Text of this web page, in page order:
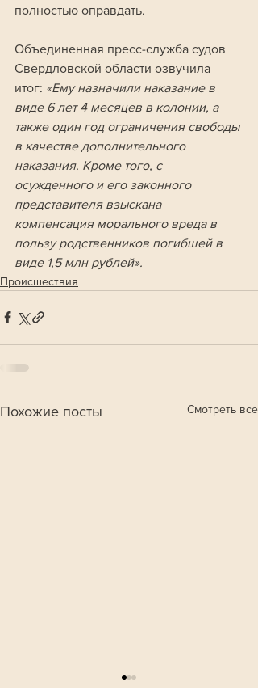
полностью оправдать.
Объединенная пресс-служба судов
Свердловской области озвучила
итог: «Ему назначили наказание в
виде 6 лет 4 месяцев в колонии, а
также один год ограничения свободы
в качестве дополнительного
наказания. Кроме того, с
осужденного и его законного
представителя взыскана
компенсация морального вреда в
пользу родственников погибшей в
виде 1,5 млн рублей».
Происшествия
Похожие посты Смотреть все